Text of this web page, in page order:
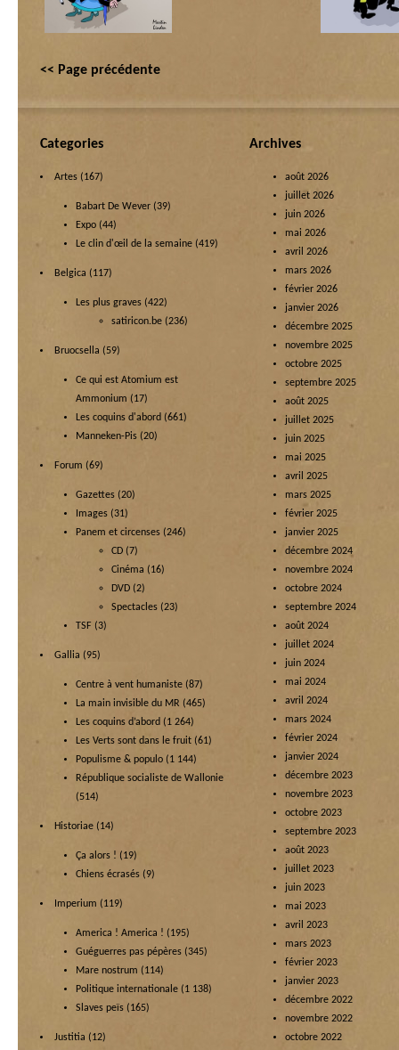
<< Page précédente
Categories
Artes (167)
Babart De Wever (39)
Expo (44)
Le clin d'œil de la semaine (419)
Belgica (117)
Les plus graves (422)
satiricon.be (236)
Bruocsella (59)
Ce qui est Atomium est
Ammonium (17)
Les coquins d'abord (661)
Manneken-Pis (20)
Forum (69)
Gazettes (20)
Images (31)
Panem et circenses (246)
CD (7)
Cinéma (16)
DVD (2)
Spectacles (23)
TSF (3)
Gallia (95)
Centre à vent humaniste (87)
La main invisible du MR (465)
Les coquins d’abord (1 264)
Les Verts sont dans le fruit (61)
Populisme & populo (1 144)
République socialiste de Wallonie
(514)
Historiae (14)
Ça alors ! (19)
Chiens écrasés (9)
Imperium (119)
America ! America ! (195)
Guéguerres pas pépères (345)
Mare nostrum (114)
Politique internationale (1 138)
Slaves peïs (165)
Justitia (12)
Archives
août 2026
juillet 2026
juin 2026
mai 2026
avril 2026
mars 2026
février 2026
janvier 2026
décembre 2025
novembre 2025
octobre 2025
septembre 2025
août 2025
juillet 2025
juin 2025
mai 2025
avril 2025
mars 2025
février 2025
janvier 2025
décembre 2024
novembre 2024
octobre 2024
septembre 2024
août 2024
juillet 2024
juin 2024
mai 2024
avril 2024
mars 2024
février 2024
janvier 2024
décembre 2023
novembre 2023
octobre 2023
septembre 2023
août 2023
juillet 2023
juin 2023
mai 2023
avril 2023
mars 2023
février 2023
janvier 2023
décembre 2022
novembre 2022
octobre 2022